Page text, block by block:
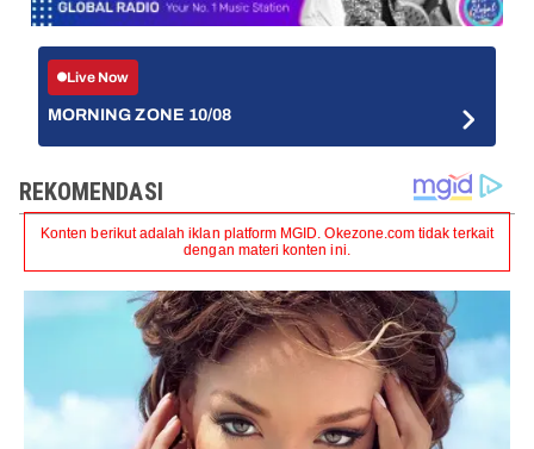
Live Now
MORNING ZONE 10/08